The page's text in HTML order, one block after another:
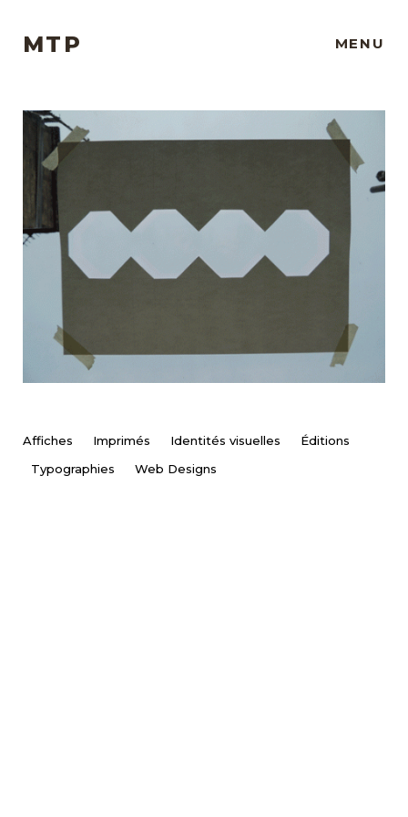
MTP MENU
Projets
Contact
Affiches Imprimés Identités visuelles
Éditions
Typographies
Web Designs